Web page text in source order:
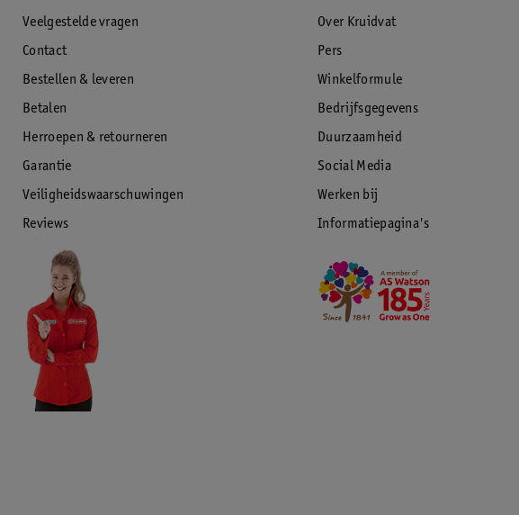
Veelgestelde vragen
Contact
Bestellen & leveren
Betalen
Herroepen & retourneren
Garantie
Veiligheidswaarschuwingen
Reviews
Over Kruidvat
Pers
Winkelformule
Bedrijfsgegevens
Duurzaamheid
Social Media
Werken bij
Informatiepagina's